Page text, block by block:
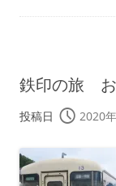
鉄印の旅
投稿日 2020